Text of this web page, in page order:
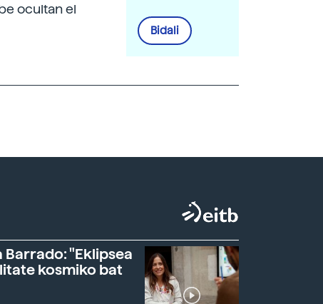
ocultan el
Bidali
Barrado: "Eklipsea
kosmiko bat